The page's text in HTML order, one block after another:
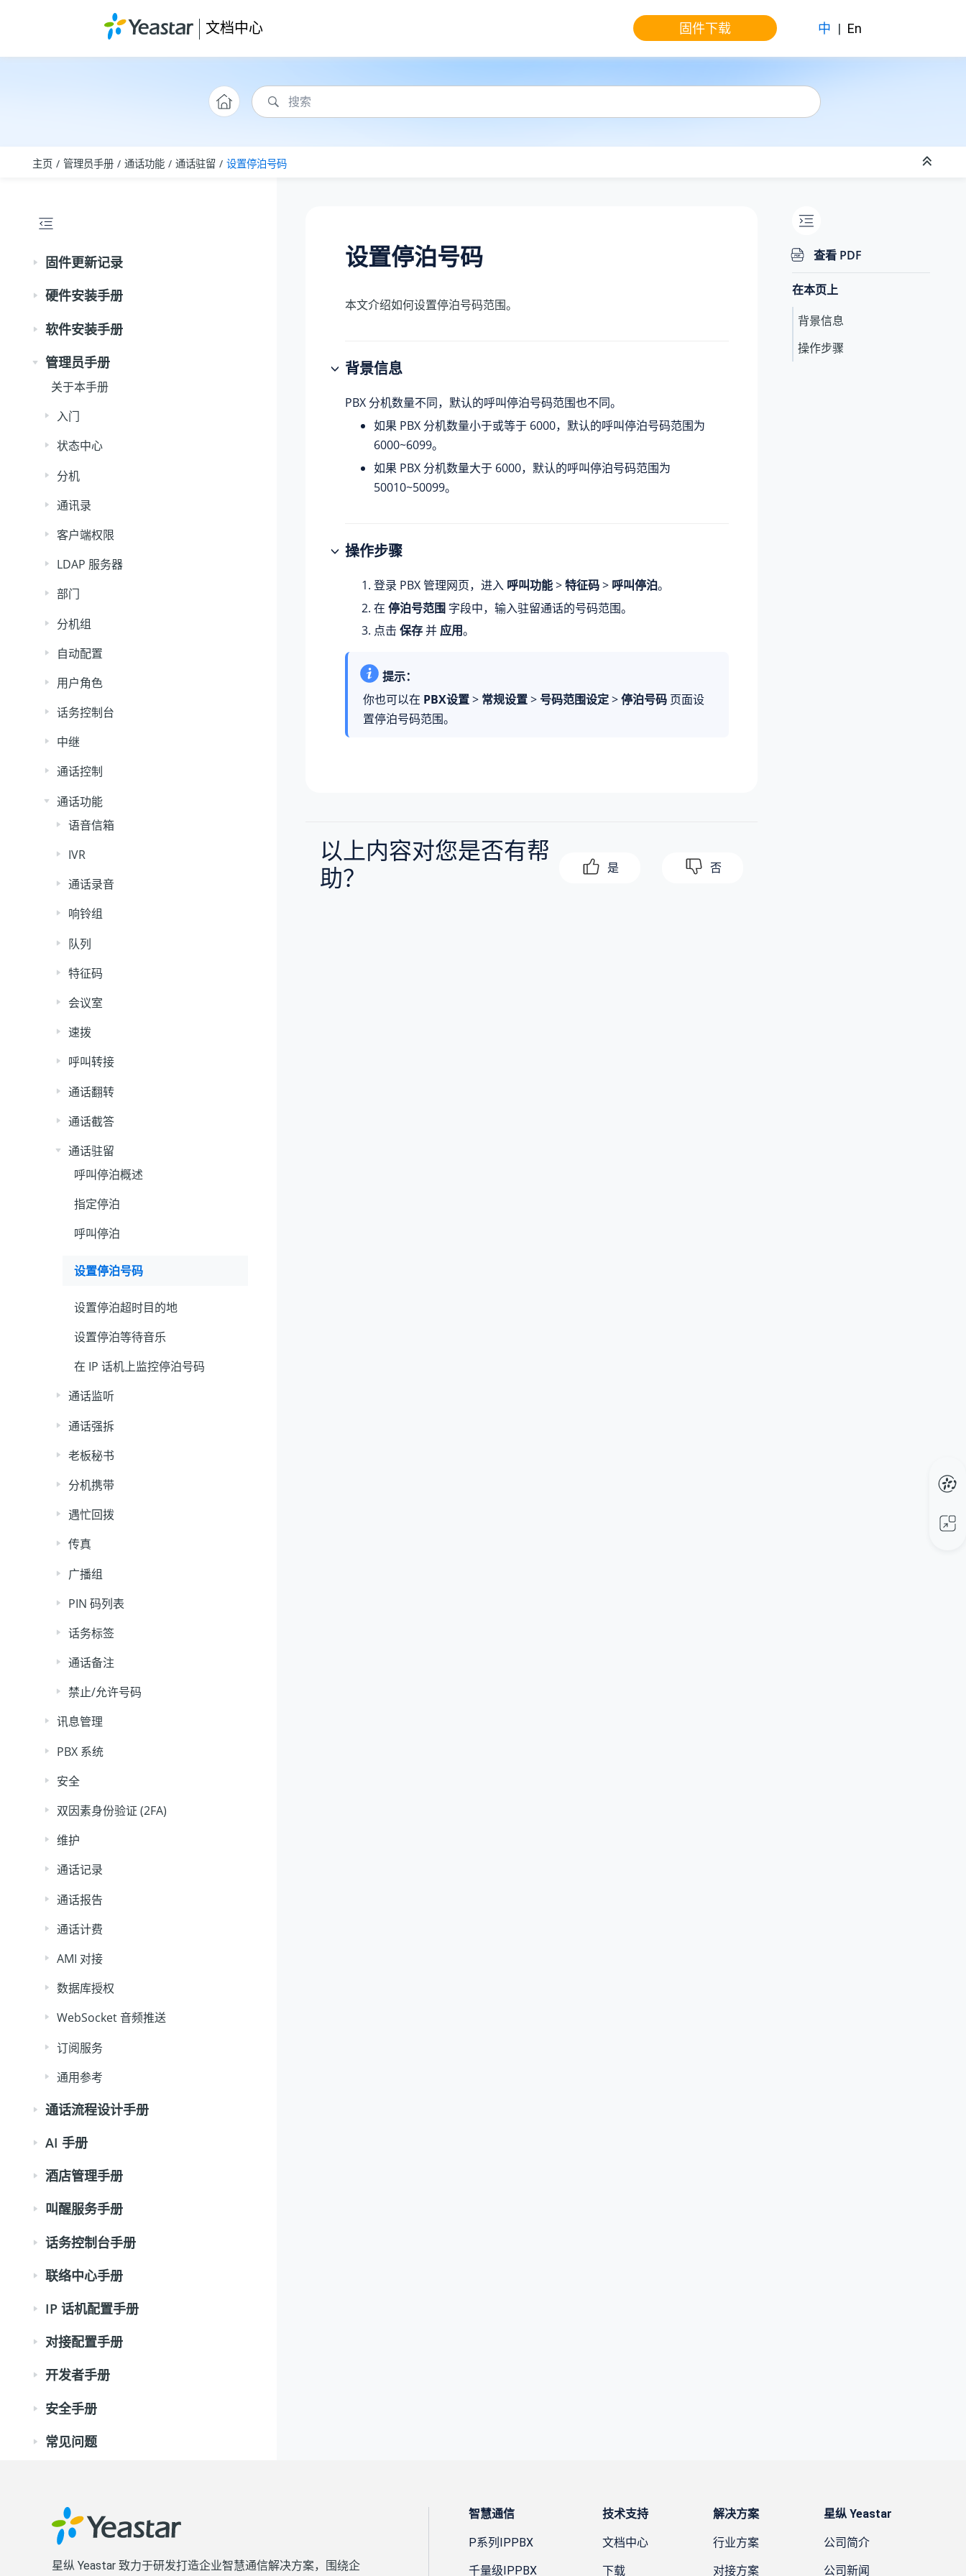
文档中心 固件下载 中 | En
主页 管理员手册 通话功能 通话驻留 设置停泊号码
固件更新记录
硬件安装手册
软件安装手册
管理员手册
关于本手册
入门
状态中心
分机
通讯录
客户端权限
LDAP 服务器
部门
分机组
自动配置
用户角色
话务控制台
中继
通话控制
通话功能
语音信箱
IVR
通话录音
响铃组
队列
特征码
会议室
速拨
呼叫转接
通话翻转
通话截答
通话驻留
呼叫停泊概述
指定停泊
呼叫停泊
设置停泊号码
设置停泊超时目的地
设置停泊等待音乐
在 IP 话机上监控停泊号码
通话监听
通话强拆
老板秘书
分机携带
遇忙回拨
传真
广播组
PIN 码列表
话务标签
通话备注
禁止/允许号码
讯息管理
PBX 系统
安全
双因素身份验证 (2FA)
维护
通话记录
通话报告
通话计费
AMI 对接
数据库授权
WebSocket 音频推送
订阅服务
通用参考
通话流程设计手册
AI 手册
酒店管理手册
叫醒服务手册
话务控制台手册
联络中心手册
IP 话机配置手册
对接配置手册
开发者手册
安全手册
常见问题
设置停泊号码
本文介绍如何设置停泊号码范围。
背景信息
PBX 分机数量不同，默认的呼叫停泊号码范围也不同。
如果 PBX 分机数量小于或等于 6000，默认的呼叫停泊号码范围为
6000~6099。
如果 PBX 分机数量大于 6000，默认的呼叫停泊号码范围为
50010~50099。
操作步骤
登录 PBX 管理网页，进入 呼叫功能>特征码> 呼叫停泊。
在 停泊号范围 字段中，输入驻留通话的号码范围。
点击 保存并 应用。
提示：
你也可以在 PBX设置> 常规设置> 号码范围设定>停泊号码页面设
置停泊号码范围。
以上内容对您是否有帮
助？
是 否
查看 PDF
在本页上
背景信息
操作步骤
星纵 Yeastar 致力于研发打造企业智慧通信解决方案，围绕企
智慧通信
P系列IPPBX
千量级IPPBX
技术支持
文档中心
下载
解决方案
行业方案
对接方案
星纵 Yeastar
公司简介
公司新闻